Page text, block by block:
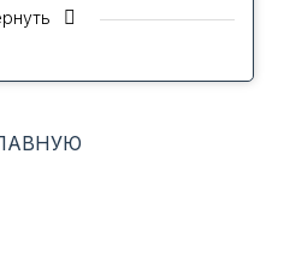
теплопередачи
уменьшен без ущерба